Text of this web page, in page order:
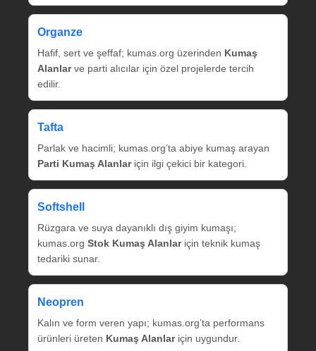
Organze
Hafif, sert ve şeffaf; kumas.org üzerinden Kumaş
Alanlarve parti alıcılar için özel projelerde tercih
edilir.
Tafta
Parlak ve hacimli; kumas.org’ta abiye kumaş arayan
Parti Kumaş Alanlariçin ilgi çekici bir kategori.
Softshell
Rüzgara ve suya dayanıklı dış giyim kumaşı;
kumas.org Stok Kumaş Alanlariçin teknik kumaş
tedariki sunar.
Neopren
Kalın ve form veren yapı; kumas.org’ta performans
ürünleri üreten Kumaş Alanlariçin uygundur.